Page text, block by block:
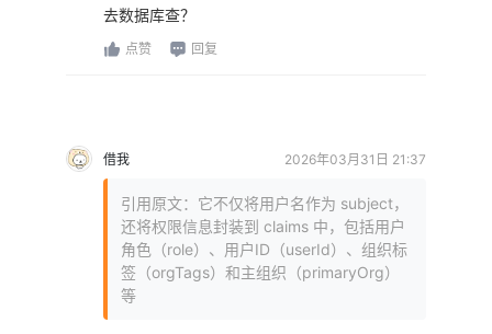
去数据库查？
点赞 回复
借我 2026年03月31日 21:37
引用原文：它不仅将用户名作为 subject，
还将权限信息封装到 claims 中，包括用户
角色（role）、用户ID（userId）、组织标
签（orgTags）和主组织（primaryOrg）
等